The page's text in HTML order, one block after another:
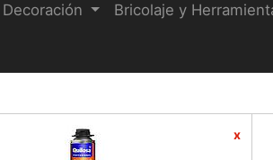
Decoración Bricolaje y
x